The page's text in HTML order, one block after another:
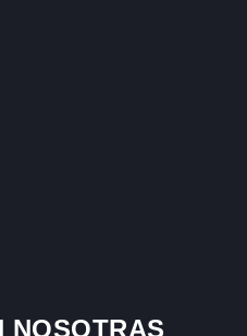
NOSOTRAS